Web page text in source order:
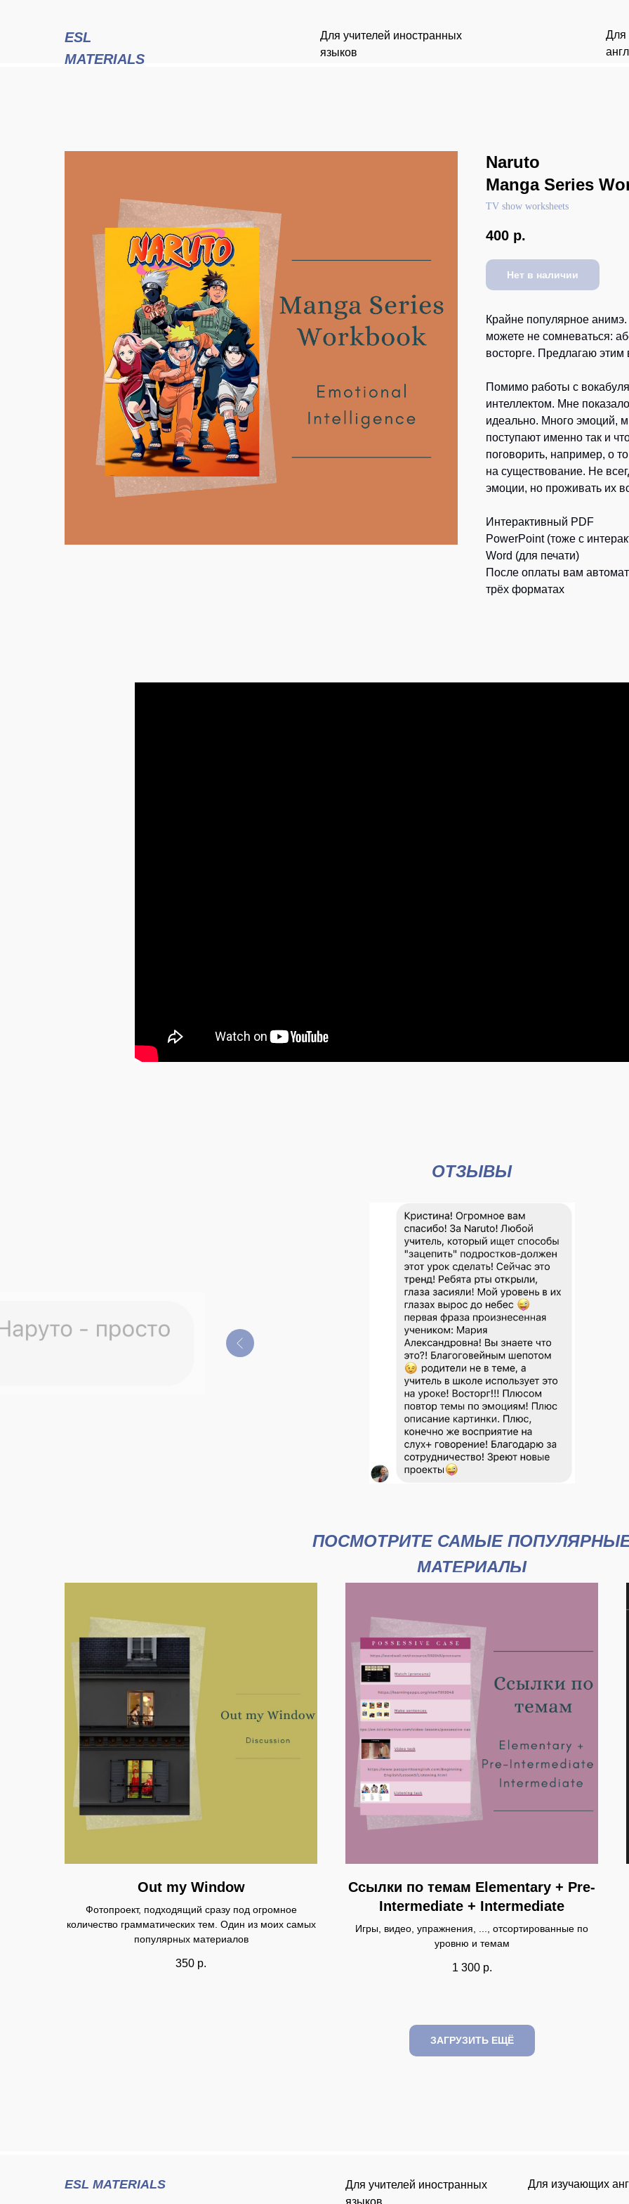
ESL
MATERIALS
Для учителей иностранных
языков
Для
Naruto
Manga Series
TV show worksheets
400 р.
Нет в наличии
Крайне популярное анимэ.
можете не сомневаться:
восторге. Предлагаю этим
Помимо работы с
интеллектом. Мне
идеально. Много эмоций,
поступают именно так и
поговорить, например, о
на существование. Не
эмоции, но проживать их
Интерактивный PDF
PowerPoint (тоже с
Word (для печати)
После оплаты вам
трёх форматах
ОТЗЫВЫ
ПОСМОТРИТЕ САМЫЕ
МАТЕРИАЛЫ
Out my Window
Фотопроект, подходящий сразу под огромное
количество грамматических тем. Один из моих самых
популярных материалов
350 р.
Ссылки по темам Elementary + Pre-
Intermediate + Intermediate
Игры, видео, упражнения, ..., отсортированные по
уровню и темам
1 300 р.
ЗАГРУЗИТЬ ЕЩЁ
Для изучающих
Для учителей иностранных
языков
ESL MATERIALS